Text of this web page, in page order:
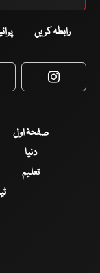
رابطہ کریں
صفحۂ اول
دنیا
تعلیم